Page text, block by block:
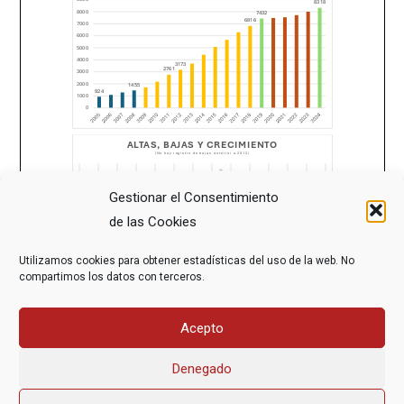
Gestionar el Consentimiento
de las Cookies
Utilizamos cookies para obtener estadísticas del uso de la web. No
compartimos los datos con terceros.
Acepto
Denegado